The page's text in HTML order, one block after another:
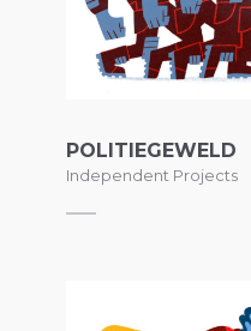
POLITIEGEWELD
Independent Projects